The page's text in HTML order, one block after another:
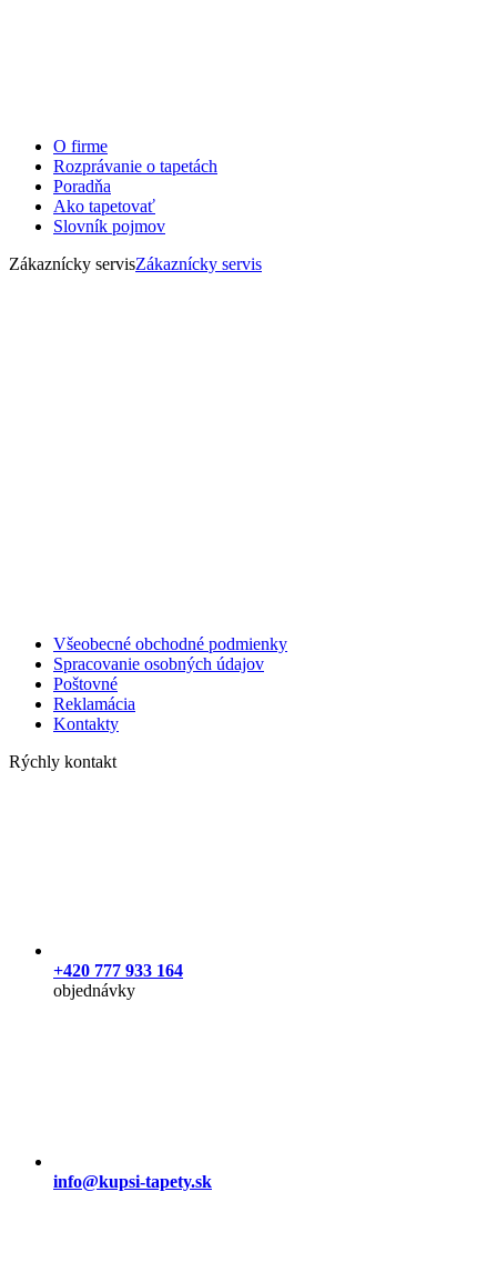
O firme
Rozprávanie o tapetách
Poradňa
Ako tapetovať
Slovník pojmov
Zákaznícky servisZákaznícky servis
Všeobecné obchodné podmienky
Spracovanie osobných údajov
Poštovné
Reklamácia
Kontakty
Rýchly kontakt
+420 777 933 164
objednávky
info@kupsi-tapety.sk